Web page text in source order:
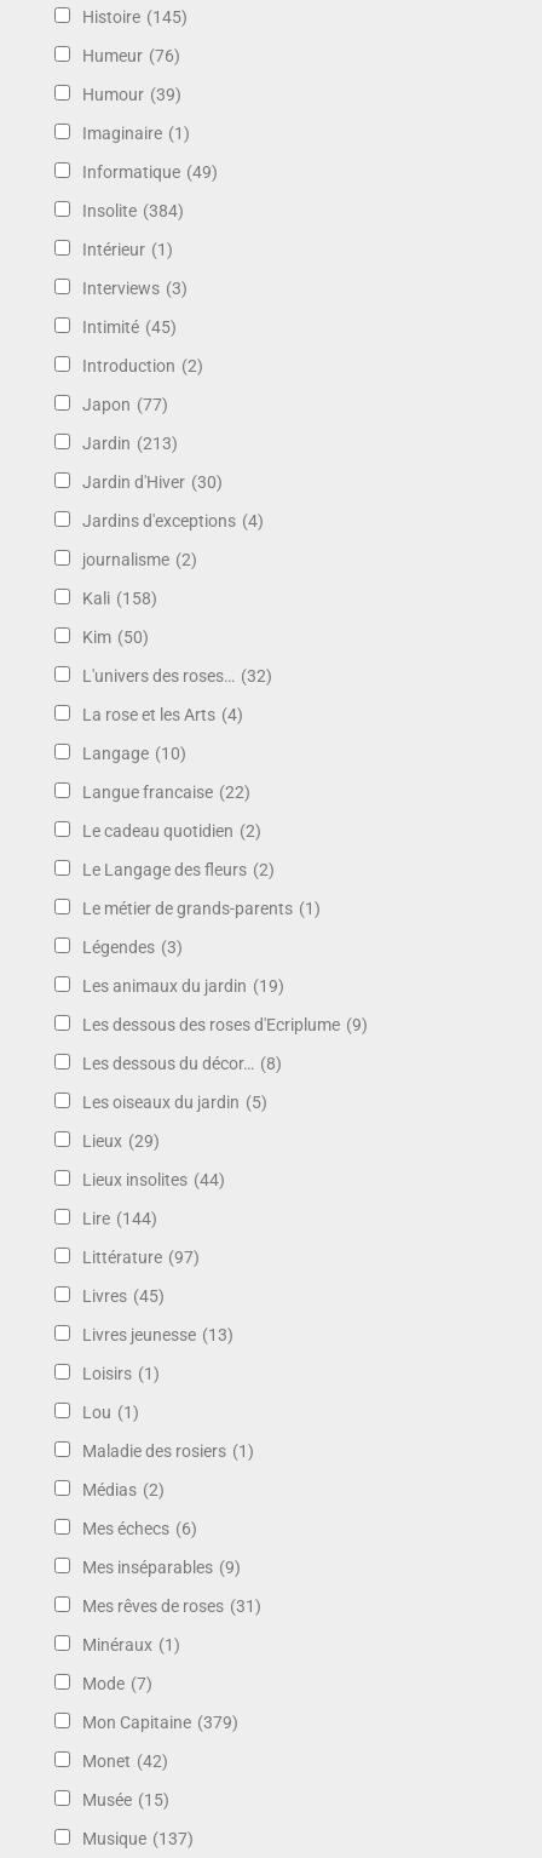
Histoire (145)
Humeur (76)
Humour (39)
Imaginaire (1)
Informatique (49)
Insolite (384)
Intérieur (1)
Interviews (3)
Intimité (45)
Introduction (2)
Japon (77)
Jardin (213)
Jardin d'Hiver (30)
Jardins d'exceptions (4)
journalisme (2)
Kali (158)
Kim (50)
L'univers des roses… (32)
La rose et les Arts (4)
Langage (10)
Langue francaise (22)
Le cadeau quotidien (2)
Le Langage des fleurs (2)
Le métier de grands-parents (1)
Légendes (3)
Les animaux du jardin (19)
Les dessous des roses d'Ecriplume (9)
Les dessous du décor… (8)
Les oiseaux du jardin (5)
Lieux (29)
Lieux insolites (44)
Lire (144)
Littérature (97)
Livres (45)
Livres jeunesse (13)
Loisirs (1)
Lou (1)
Maladie des rosiers (1)
Médias (2)
Mes échecs (6)
Mes inséparables (9)
Mes rêves de roses (31)
Minéraux (1)
Mode (7)
Mon Capitaine (379)
Monet (42)
Musée (15)
Musique (137)